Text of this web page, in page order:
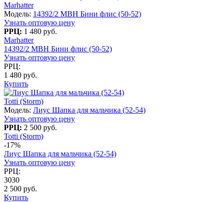
Marhatter
Модель: 14392/2 MBH Бини флис (50-52)
Узнать оптовую цену
РРЦ: 1 480 руб.
Marhatter
14392/2 MBH Бини флис (50-52)
Узнать оптовую цену
РРЦ:
1 480 руб.
Купить
Totti (Storm)
Модель: Лиус Шапка для мальчика (52-54)
Узнать оптовую цену
РРЦ: 2 500 руб.
Totti (Storm)
-17%
Лиус Шапка для мальчика (52-54)
Узнать оптовую цену
РРЦ:
3030
2 500 руб.
Купить